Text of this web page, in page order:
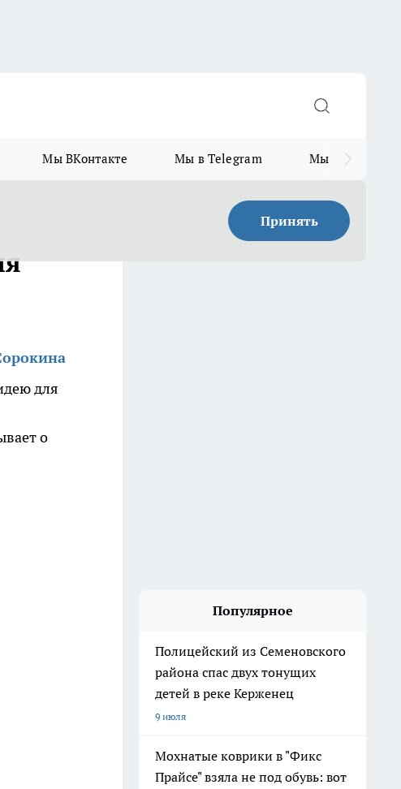
Мы ВКонтакте Мы в Telegram Мы в MAX
Принять
для
о
Популярное
Полицейский из Семеновского
района спас двух тонущих
детей в реке Керженец
9 июля
Мохнатые коврики в "Фикс
Прайсе" взяла не под обувь: вот